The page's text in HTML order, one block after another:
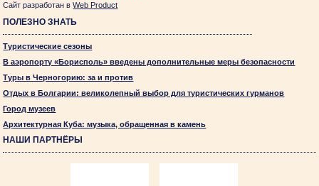
Сайт разработан вWeb Product
ПОЛЕЗНО ЗНАТЬ
Туристические сезоны
В аэропорту «Борисполь» введены дополнительные меры безопасности
Туры в Черногорию: за и против
Отдых в Болгарии: великолепный выбор для туристических гурманов
Город музеев
Архитектурная Куба: музыка, обращенная в камень
НАШИ ПАРТНЁРЫ